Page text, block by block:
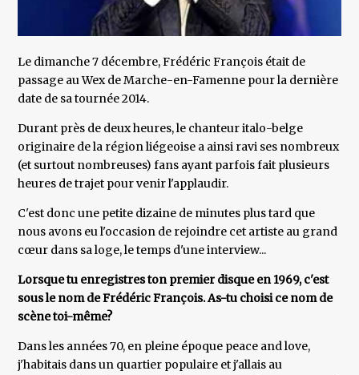
Le dimanche 7 décembre, Frédéric François était de
passage au Wex de Marche-en-Famenne pour la dernière
date de sa tournée 2014.
Durant près de deux heures, le chanteur italo-belge
originaire de la région liégeoise a ainsi ravi ses nombreux
(et surtout nombreuses) fans ayant parfois fait plusieurs
heures de trajet pour venir l'applaudir.
C'est donc une petite dizaine de minutes plus tard que
nous avons eu l'occasion de rejoindre cet artiste au grand
cœur dans sa loge, le temps d'une interview...
Lorsque tu enregistres ton premier disque en 1969, c'est
sous le nom de Frédéric François. As-tu choisi ce nom de
scène toi-même?
Dans les années 70, en pleine époque peace and love,
j'habitais dans un quartier populaire et j'allais au